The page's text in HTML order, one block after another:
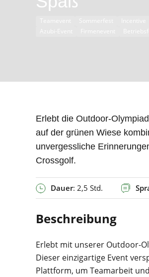
Teamevent Sommerfest Incentive
Azubi-Event
Firmenevent
Erlebt die Outdoor-
auf der grünen Wiese
unvergessliche
Crossgolf.
Dauer: 2,5 Std.
Beschreibung
Erlebt mit unserer Outdoor-
Dieser einzigartige Event
Plattform, um Teamarbeit